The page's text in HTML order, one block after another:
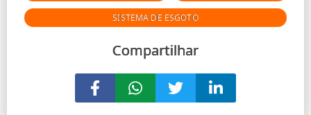
SISTEMA DE ESGOTO
Compartilhar